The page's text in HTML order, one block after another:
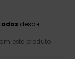
desde
este produto